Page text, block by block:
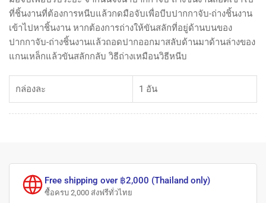
ที่ชิ้นงานที่ต้องการหนีบแล้วกดมือจับเพื่อบีบปากกาจับ-ถ่างชิ้นงาน
เข้าไปหาชิ้นงาน หากต้องการถ่างให้ขันสลักที่อยู่ด้านบนของ
ปากกาจับ-ถ่างชิ้นงานแล้วถอดปากออกมาสลับด้านมาด้านล่างของ
แกนเหล็กแล้วขันสลักกลับ วิธีถ่างเหมือนวิธีหนีบ
กล่องละ 1 อัน
Free shipping over ฿2,000 (Thailand only)
ซื้อครบ 2,000 ส่งฟรีทั่วไทย